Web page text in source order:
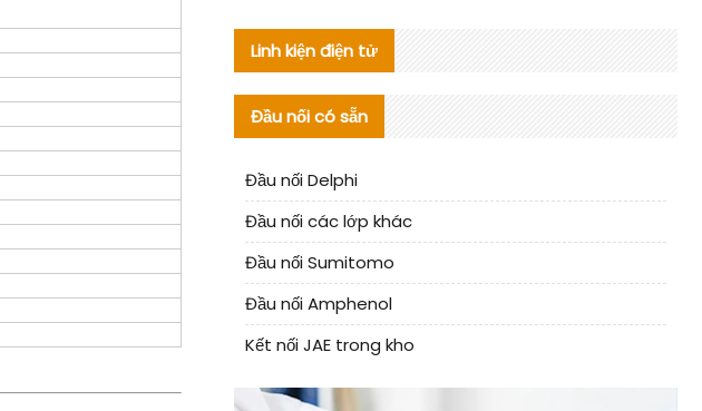
Linh kiện điện tử
Đầu nối có sẵn
Đầu nối Delphi
Đầu nối các lớp khác
Đầu nối Sumitomo
Đầu nối Amphenol
Kết nối JAE trong kho